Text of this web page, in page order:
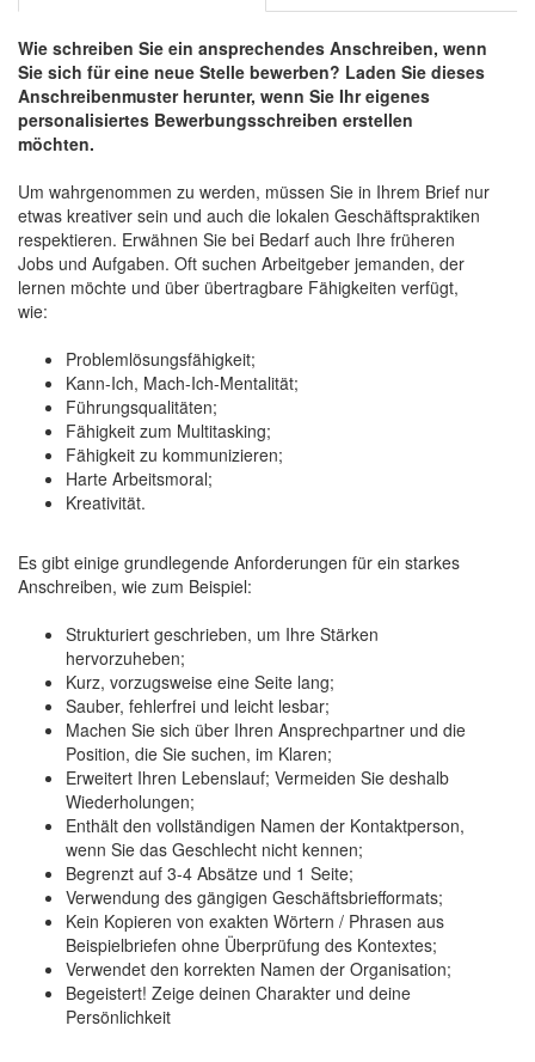
Wie schreiben Sie ein ansprechendes Anschreiben, wenn
Sie sich für eine neue Stelle bewerben? Laden Sie dieses
Anschreibenmuster herunter, wenn Sie Ihr eigenes
personalisiertes Bewerbungsschreiben erstellen
möchten.
Um wahrgenommen zu werden, müssen Sie in Ihrem Brief nur
etwas kreativer sein und auch die lokalen Geschäftspraktiken
respektieren. Erwähnen Sie bei Bedarf auch Ihre früheren
Jobs und Aufgaben. Oft suchen Arbeitgeber jemanden, der
lernen möchte und über übertragbare Fähigkeiten verfügt,
wie:
Problemlösungsfähigkeit;
Kann-Ich, Mach-Ich-Mentalität;
Führungsqualitäten;
Fähigkeit zum Multitasking;
Fähigkeit zu kommunizieren;
Harte Arbeitsmoral;
Kreativität.
Es gibt einige grundlegende Anforderungen für ein starkes
Anschreiben, wie zum Beispiel:
Strukturiert geschrieben, um Ihre Stärken
hervorzuheben;
Kurz, vorzugsweise eine Seite lang;
Sauber, fehlerfrei und leicht lesbar;
Machen Sie sich über Ihren Ansprechpartner und die
Position, die Sie suchen, im Klaren;
Erweitert Ihren Lebenslauf; Vermeiden Sie deshalb
Wiederholungen;
Enthält den vollständigen Namen der Kontaktperson,
wenn Sie das Geschlecht nicht kennen;
Begrenzt auf 3-4 Absätze und 1 Seite;
Verwendung des gängigen Geschäftsbriefformats;
Kein Kopieren von exakten Wörtern / Phrasen aus
Beispielbriefen ohne Überprüfung des Kontextes;
Verwendet den korrekten Namen der Organisation;
Begeistert! Zeige deinen Charakter und deine
Persönlichkeit